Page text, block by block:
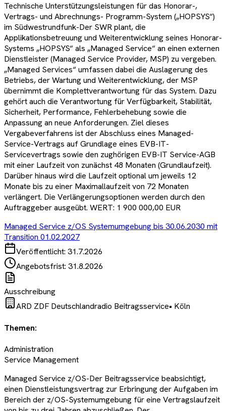
Technische Unterstützungsleistungen für das Honorar-,
Vertrags- und Abrechnungs- Programm-System („HOPSYS“)
im Südwestrundfunk-Der SWR plant, die
Applikationsbetreuung und Weiterentwicklung seines Honorar-
Systems „HOPSYS“ als „Managed Service“ an einen externen
Dienstleister (Managed Service Provider, MSP) zu vergeben.
„Managed Services“ umfassen dabei die Auslagerung des
Betriebs, der Wartung und Weiterentwicklung, der MSP
übernimmt die Komplettverantwortung für das System. Dazu
gehört auch die Verantwortung für Verfügbarkeit, Stabilität,
Sicherheit, Performance, Fehlerbehebung sowie die
Anpassung an neue Anforderungen. Ziel dieses
Vergabeverfahrens ist der Abschluss eines Managed-
Service-Vertrags auf Grundlage eines EVB-IT-
Servicevertrags sowie den zughörigen EVB-IT Service-AGB
mit einer Laufzeit von zunächst 48 Monaten (Grundlaufzeit).
Darüber hinaus wird die Laufzeit optional um jeweils 12
Monate bis zu einer Maximallaufzeit von 72 Monaten
verlängert. Die Verlängerungsoptionen werden durch den
Auftraggeber ausgeübt. WERT: 1 900 000,00 EUR
Managed Service z/OS Systemumgebung bis 30.06.2030 mit
Transition 01.02.2027
Veröffentlicht: 31.7.2026
Angebotsfrist: 31.8.2026
Ausschreibung
ARD ZDF Deutschlandradio Beitragsservice• Köln
Themen:
Administration
Service Management
Managed Service z/OS-Der Beitragsservice beabsichtigt,
einen Dienstleistungsvertrag zur Erbringung der Aufgaben im
Bereich der z/OS-Systemumgebung für eine Vertragslaufzeit